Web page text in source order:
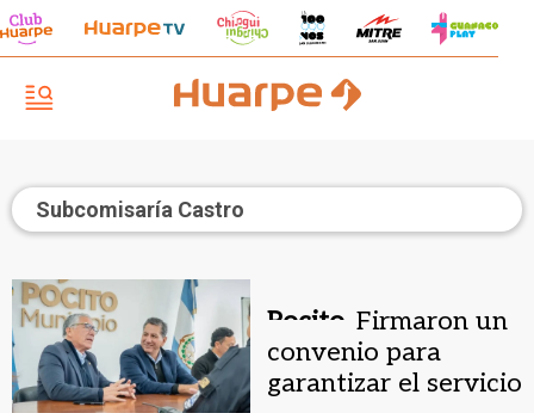
Subcomisaría Castro
Pocito. Firmaron un
convenio para
garantizar el servicio